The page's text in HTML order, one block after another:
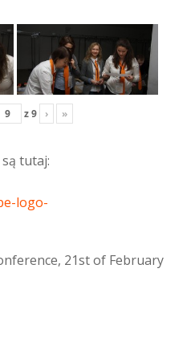
z9 › »
tutaj:
21st of February